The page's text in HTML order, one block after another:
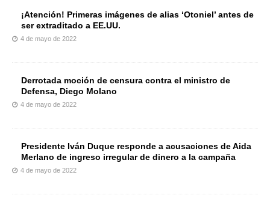
¡Atención! Primeras imágenes de alias ‘Otoniel’ antes de
ser extraditado a EE.UU.
4 de mayo de 2022
Derrotada moción de censura contra el ministro de
Defensa, Diego Molano
4 de mayo de 2022
Presidente Iván Duque responde a acusaciones de Aida
Merlano de ingreso irregular de dinero a la campaña
4 de mayo de 2022